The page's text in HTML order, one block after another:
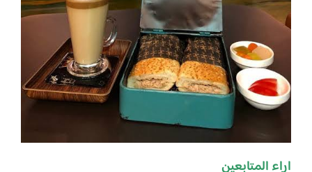
اراء المتابعين